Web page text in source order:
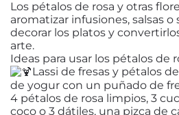
Los pétalos de rosa y otras
aromatizar infusiones, salsas
decorar los platos y
arte.
Ideas para usar los pétalos de
Lassi de fresas y pétalos
de yogur con un puñado de
4 pétalos de rosa limpios, 3
coco o 3 dátiles, una pizca de